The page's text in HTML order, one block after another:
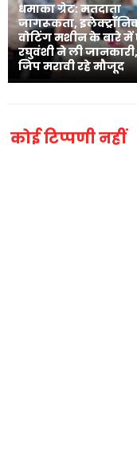
धमाका ग्रेट: मतदाता
जागरूकता,
वोटिंग मशीन के बारे में
रघुवंशी ने ली
जिप मरावी रहे मौजूद
कोई टिप्पणी नहीं